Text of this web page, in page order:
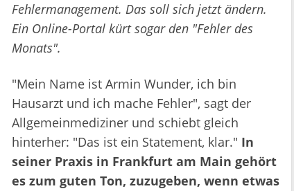
Fehlermanagement. Das soll sich jetzt ändern.
Ein Online-Portal kürt sogar den "Fehler des
Monats".
"Mein Name ist Armin Wunder, ich bin
Hausarzt und ich mache Fehler", sagt der
Allgemeinmediziner und schiebt gleich
hinterher: "Das ist ein Statement, klar." In
seiner Praxis in Frankfurt am Main gehört
es zum guten Ton, zuzugeben, wenn etwas